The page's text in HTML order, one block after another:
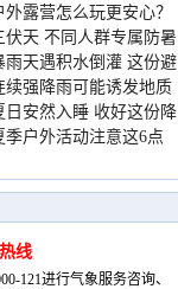
住肩颈不酸痛
外露营怎么玩更安心？
份攻略请收好
伏天 不同人群专属防暑
点请收好
雨天遇积水倒灌 这份避
提示请收好
续强降雨可能诱发地质
害 这些前兆要知道
日安然入睡 收好这份降
小贴士
季户外活动注意这6点
线
121进行气象服务咨询、